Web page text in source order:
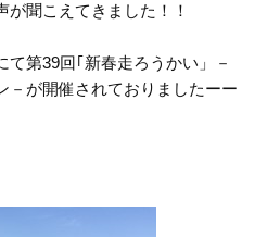
聞こえてきました！！
て第39回｢新春走ろうかい」－
－が開催されておりましたーー